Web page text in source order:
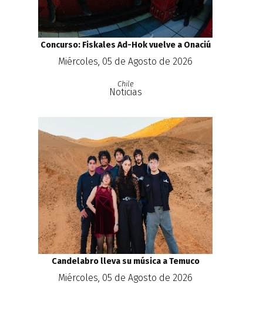
Concurso: Fiskales Ad-Hok vuelve a Onaciú
Miércoles, 05 de Agosto de 2026
Chile
Noticias
Candelabro lleva su música a Temuco
Miércoles, 05 de Agosto de 2026